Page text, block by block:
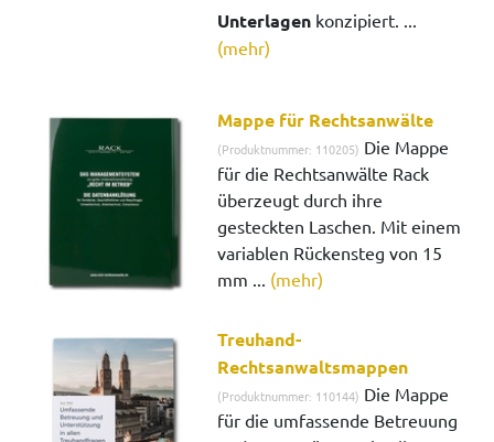
Unterlagen konzipiert. ...
(mehr)
Mappe für Rechtsanwälte
(Produktnummer: 110205) Die Mappe
für die Rechtsanwälte Rack
überzeugt durch ihre
gesteckten Laschen. Mit einem
variablen Rückensteg von 15
mm ... (mehr)
Treuhand-
Rechtsanwaltsmappen
(Produktnummer: 110144) Die Mappe
für die umfassende Betreuung